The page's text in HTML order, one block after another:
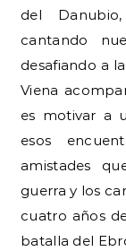
del
cantando
desafiando a
Viena
es motivar a
esos
amistades
guerra y los
cuatro años
batalla del